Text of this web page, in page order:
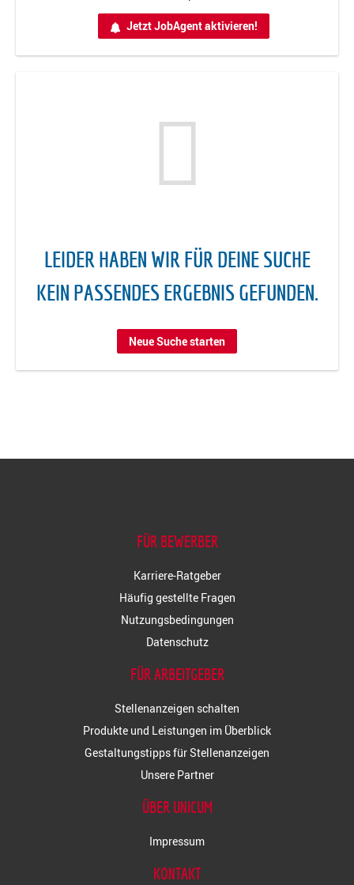
Jetzt JobAgent aktivieren!
LEIDER HABEN WIR FÜR DEINE SUCHE
KEIN PASSENDES ERGEBNIS GEFUNDEN.
Neue Suche starten
FÜR BEWERBER
Karriere-Ratgeber
Häufig gestellte Fragen
Nutzungsbedingungen
Datenschutz
FÜR ARBEITGEBER
Stellenanzeigen schalten
Produkte und Leistungen im Überblick
Gestaltungstipps für Stellenanzeigen
Unsere Partner
ÜBER UNICUM
Impressum
KONTAKT